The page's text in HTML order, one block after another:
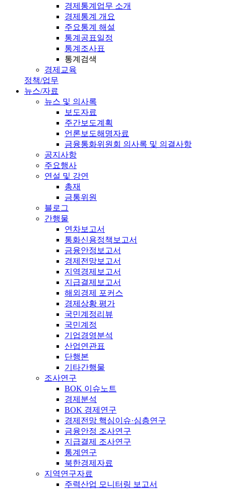
경제통계업무 소개
경제통계 개요
주요통계 해설
통계공표일정
통계조사표
통계검색
경제교육
정책/업무
뉴스/자료
뉴스 및 의사록
보도자료
주간보도계획
언론보도해명자료
금융통화위원회 의사록 및 의결사항
공지사항
주요행사
연설 및 강연
총재
금통위원
블로그
간행물
연차보고서
통화신용정책보고서
금융안정보고서
경제전망보고서
지역경제보고서
지급결제보고서
해외경제 포커스
경제상황 평가
국민계정리뷰
국민계정
기업경영분석
산업연관표
단행본
기타간행물
조사연구
BOK 이슈노트
경제분석
BOK 경제연구
경제전망 핵심이슈·심층연구
금융안정 조사연구
지급결제 조사연구
통계연구
북한경제자료
지역연구자료
주력산업 모니터링 보고서